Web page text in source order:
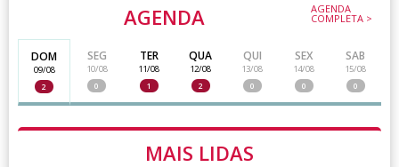
AGENDA AGENDA
COMPLETA >
DOM
09/08
2
SEG
10/08
0
TER
11/08
1
QUA
12/08
2
QUI
13/08
0
SEX
14/08
0
SAB
15/08
0
MAIS LIDAS